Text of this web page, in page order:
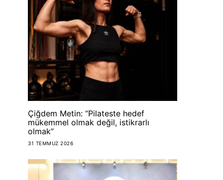
Çiğdem Metin: “Pilateste hedef
mükemmel olmak değil, istikrarlı
olmak”
31 TEMMUZ 2026